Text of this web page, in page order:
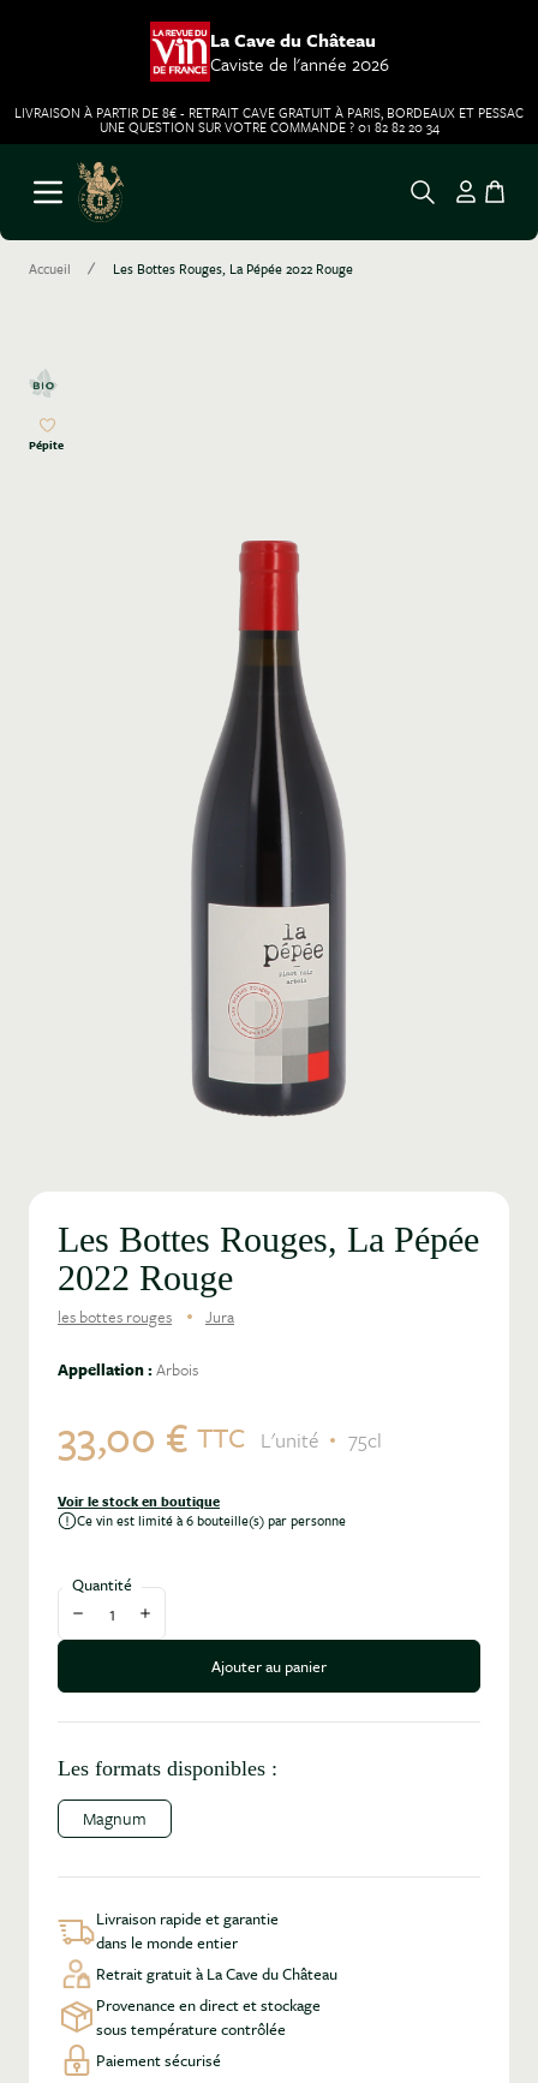
La Cave du Château
Caviste de l'année 2026
LIVRAISON À PARTIR DE 8€ - RETRAIT CAVE GRATUIT À PARIS, BORDEAUX ET PESSAC
UNE QUESTION SUR VOTRE COMMANDE ? 01 82 82 20 34
Aller au contenu
Ouvrir le menu
Accueil / Les Bottes Rouges, La Pépée 2022 Rouge
Pépite
Les Bottes Rouges, La Pépée
2022 Rouge
les bottes rouges Jura
Appellation :Arbois
33,00 € TTC L'unité 75cl
Voir le stock en boutique
Ce vin est limité à 6 bouteille(s) par personne
Quantité
Diminuer la quantité
Augmenter la quantité
Ajouter au panier
Les formats disponibles :
Magnum
Livraison rapide et garantie
dans le monde entier
Retrait gratuit à La Cave du Château
Provenance en direct et stockage
sous température contrôlée
Paiement sécurisé